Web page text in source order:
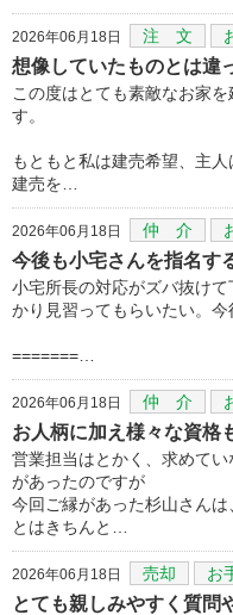
2026年06月18日 注 文
想像していたものとは違
この度はとても素敵なお家
す。
もともと私は建売希望、主人
建売を…
2026年06月18日 仲 介
今後も小宅さんを指名す
小宅所長の対応がズバ抜け
かり見習ってもらいたい。今
=======…
2026年06月18日 仲 介
お人柄に加え様々な資格
営業担当はとかく、求めて
があったのですが
今回ご縁があった杉山さん
とはきちんと…
2026年06月18日 売却 お
とても親しみやすく質問